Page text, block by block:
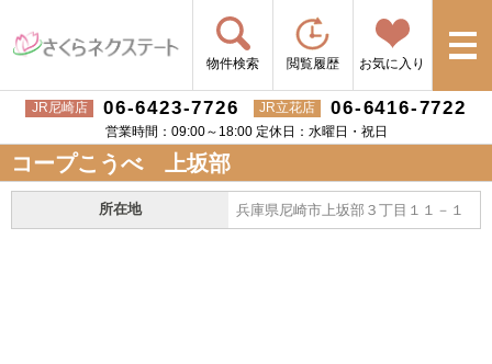
物件検索 閲覧履歴 お気に入り
JR尼崎店 06-6423-7726 JR立花店 06-6416-7722
営業時間：09:00～18:00 定休日：水曜日・祝日
コープこうべ 上坂部
所在地 兵庫県尼崎市上坂部３丁目１１－１